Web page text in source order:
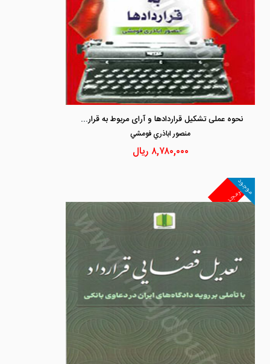
نحوه عملی تشکیل قراردادها و آرای مربوط به قراردادها
منصور اباذري فومشي
۸,۷۸۰,۰۰۰ ریال
غیرمجد
موجود